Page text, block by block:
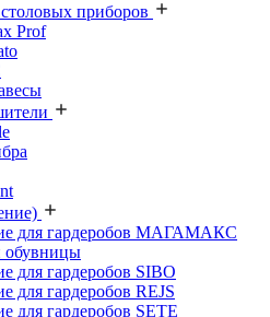
приборов
Prof
для гардеробов МАГАМАКС
обувницы
для гардеробов SIBO
для гардеробов REJS
для гардеробов SETE